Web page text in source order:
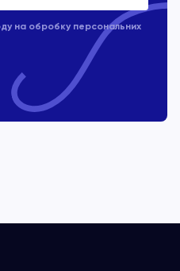
на обробку персональних